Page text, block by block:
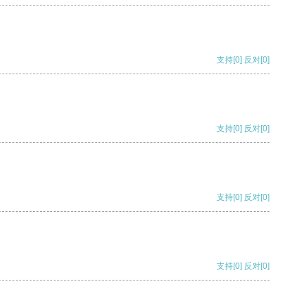
支持[0] 反对[0]
支持[0] 反对[0]
支持[0] 反对[0]
支持[0] 反对[0]